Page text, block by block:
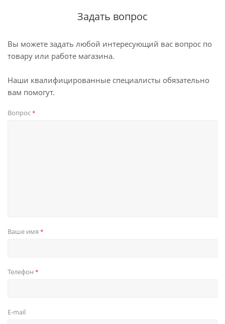
Задать вопрос
Вы можете задать любой интересующий вас вопрос по
товару или работе магазина.
Наши квалифицированные специалисты обязательно
вам помогут.
Вопрос*
Ваше имя *
Телефон *
E-mail